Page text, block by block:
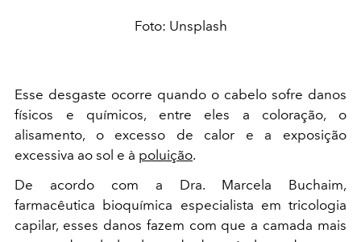
Foto: Unsplash
Esse desgaste ocorre quando o cabelo sofre danos
físicos e químicos, entre eles a coloração, o
alisamento, o excesso de calor e a exposição
excessiva ao sol e à poluição.
De acordo com a Dra. Marcela Buchaim,
farmacêutica bioquímica especialista em tricologia
capilar, esses danos fazem com que a camada mais